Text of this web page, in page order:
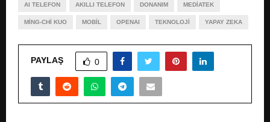
AI TELEFON AKILLI TELEFON DONANIM MEDIATEK
MING-CHI KUO MOBIL OPENAI TEKNOLOJI YAPAY ZEKA
PAYLAŞ 0